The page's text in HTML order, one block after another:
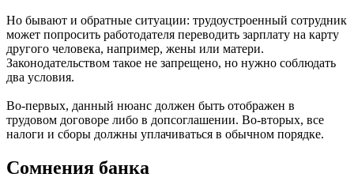
Но бывают и обратные ситуации: трудоустроенный сотрудник
может попросить работодателя переводить зарплату на карту
другого человека, например, жены или матери.
Законодательством такое не запрещено, но нужно соблюдать
два условия.
Во-первых, данный нюанс должен быть отображен в
трудовом договоре либо в допсоглашении. Во-вторых, все
налоги и сборы должны уплачиваться в обычном порядке.
Сомнения банка